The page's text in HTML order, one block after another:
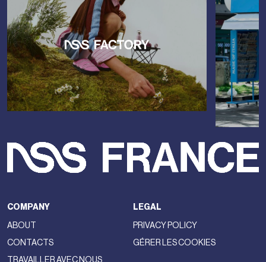
COMPANY
ABOUT
CONTACTS
TRAVAILLER AVEC NOUS
LEGAL
PRIVACY POLICY
GÉRER LES COOKIES